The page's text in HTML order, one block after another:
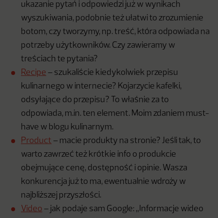
ukazanie pytań i odpowiedzi już w wynikach
wyszukiwania, podobnie też ułatwi to zrozumienie
botom, czy tworzymy, np. treść, która odpowiada na
potrzeby użytkowników. Czy zawieramy w
treściach te pytania?
Recipe – szukaliście kiedykolwiek przepisu
kulinarnego w internecie? Kojarzycie kafelki,
odsyłające do przepisu? To właśnie za to
odpowiada, m.in. ten element. Moim zdaniem must-
have w blogu kulinarnym.
Product – macie produkty na stronie? Jeśli tak, to
warto zawrzeć też krótkie info o produkcie
obejmujące cenę, dostępność i opinie. Wasza
konkurencja już to ma, ewentualnie wdroży w
najbliższej przyszłości.
Video – jak podaje sam Google: „Informacje wideo